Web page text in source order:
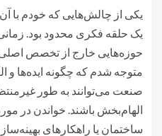
یکی از چالش‌هایی که خودم با
یک حلقه فکری محدود بود.
حوزه‌هایی خارج از تخصص
متوجه شدم که چگونه ایده‌ها و
صنعت می‌توانند به طور
الهام‌بخش باشند. خواندن در
ساختمان یا راهکارهای